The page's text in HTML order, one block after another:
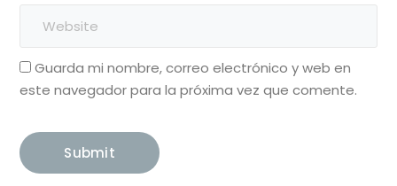
Guarda mi nombre, correo electrónico y web en
este navegador para la próxima vez que comente.